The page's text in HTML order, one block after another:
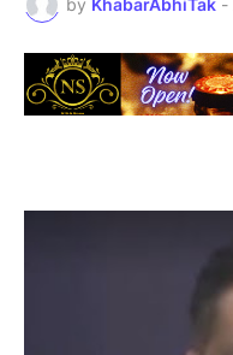
by KhabarAbhiTak -